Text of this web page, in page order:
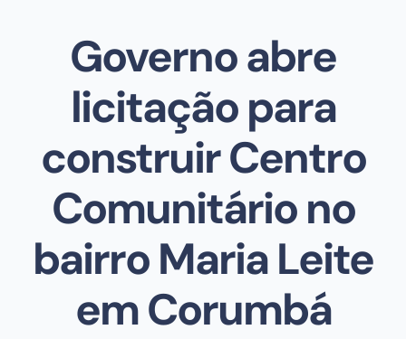
Governo abre
licitação para
construir Centro
Comunitário no
bairro Maria Leite
em Corumbá